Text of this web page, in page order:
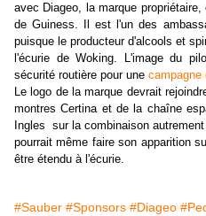
avec Diageo, la marque
de Guiness. Il est l'un des
puisque le producteur d'alcools et
l'écurie de Woking. L'image du
sécurité routière pour une campagne
Le logo de la marque devrait
montres Certina et de la chaîne
Ingles sur la combinaison
pourrait même faire son apparition
être étendu à l'écurie.
#Sauber #Sponsors #Diageo